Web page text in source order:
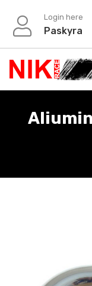
Login here
Paskyra